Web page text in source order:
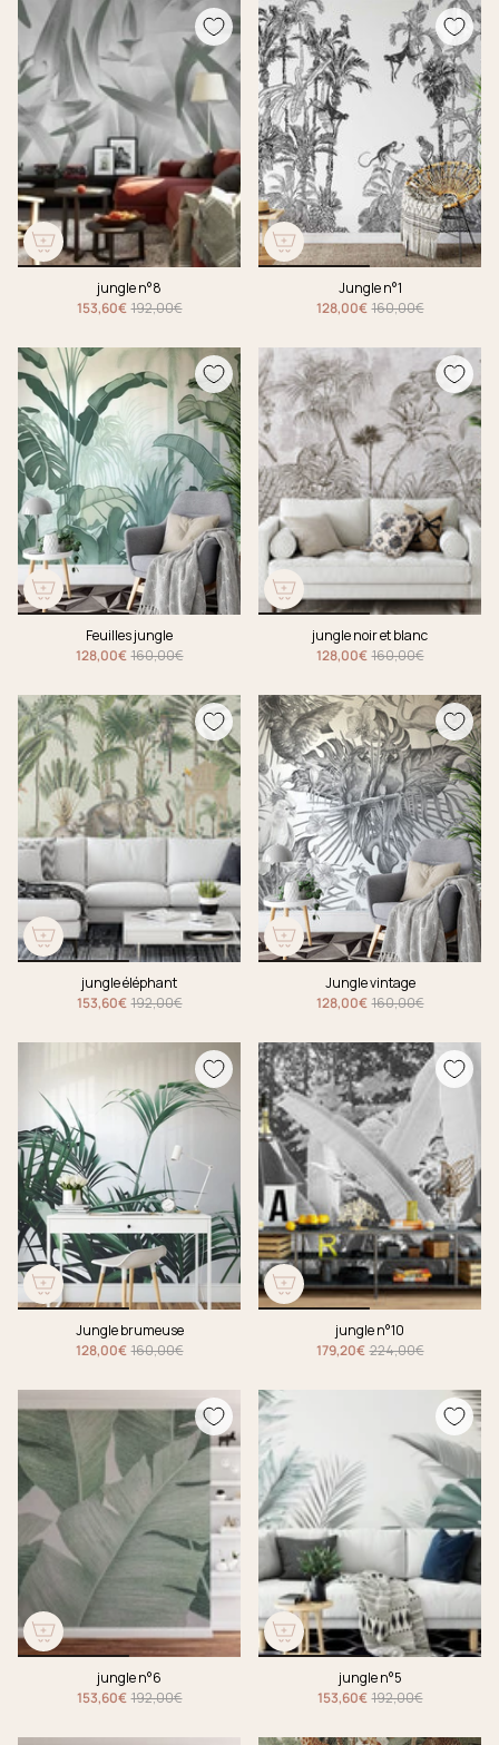
jungle n°8
153,60€ 192,00€
Jungle n°1
128,00€ 160,00€
Feuilles jungle
128,00€ 160,00€
jungle noir et blanc
128,00€ 160,00€
jungle éléphant
153,60€ 192,00€
Jungle vintage
128,00€ 160,00€
Jungle brumeuse
128,00€ 160,00€
jungle n°10
179,20€ 224,00€
jungle n°6
153,60€ 192,00€
jungle n°5
153,60€ 192,00€